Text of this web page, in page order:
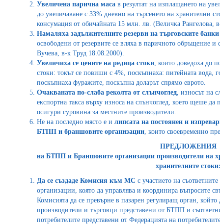
Увеличена парична маса в резултат на изплащането на
до увеличаване с 33% дневно на търсенето на хранителни
консумация от обичайната 15 млн. лв. (Величка Рангелова,
Намаляха задължителните резерви на търговските банки
освободени от резервите се вляха в паричното обръщение
Вучева, в-к Труд 18.08.2000).
Увеличиха се цените на редица стоки, които доведоха до
стоки: токът се повиши с 4%, поскъпнаха: питейната вода,
поскъпнаха фуражите, поскъпна доларът спрямо еврото.
Очакваната по-слаба реколта от слънчоглед, износът на
експортна такса върху износа на слънчоглед, което щеше да
осигури суровина за местните производители.
Не на последно място е и липсата на постоянен и
БТПП и браншовите организации, които своевременно
ПРЕДЛОЖЕНИЯ
на БТПП и Браншовите организации производители на
хранителните
Да се създаде Комисия към МС с участието на
организации, която да управлява и координира въпросите
Комисията да се превърне в пазарен регулиращ орган,
производители и търговци представени от БТПП и
потребителите представени от Федерацията на